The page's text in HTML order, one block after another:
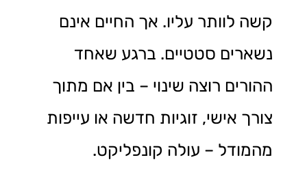
קשה לוותר עליו. אך החיים אינם
נשארים סטטיים. ברגע שאחד
ההורים רוצה שינוי – בין אם מתוך
צורך אישי, זוגיות חדשה או עייפות
מהמודל – עולה קונפליקט.